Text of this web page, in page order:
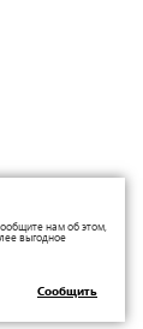
нам об этом,
выгодное
Сообщить